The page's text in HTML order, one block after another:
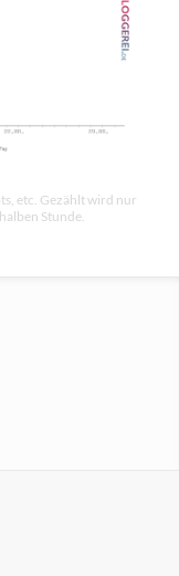
etc. Gezählt wird nur
Stunde.